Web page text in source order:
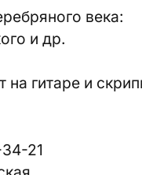
века:
и др.
гитаре и
21